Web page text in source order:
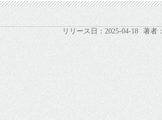
リリース日：2025-04-18 著者：